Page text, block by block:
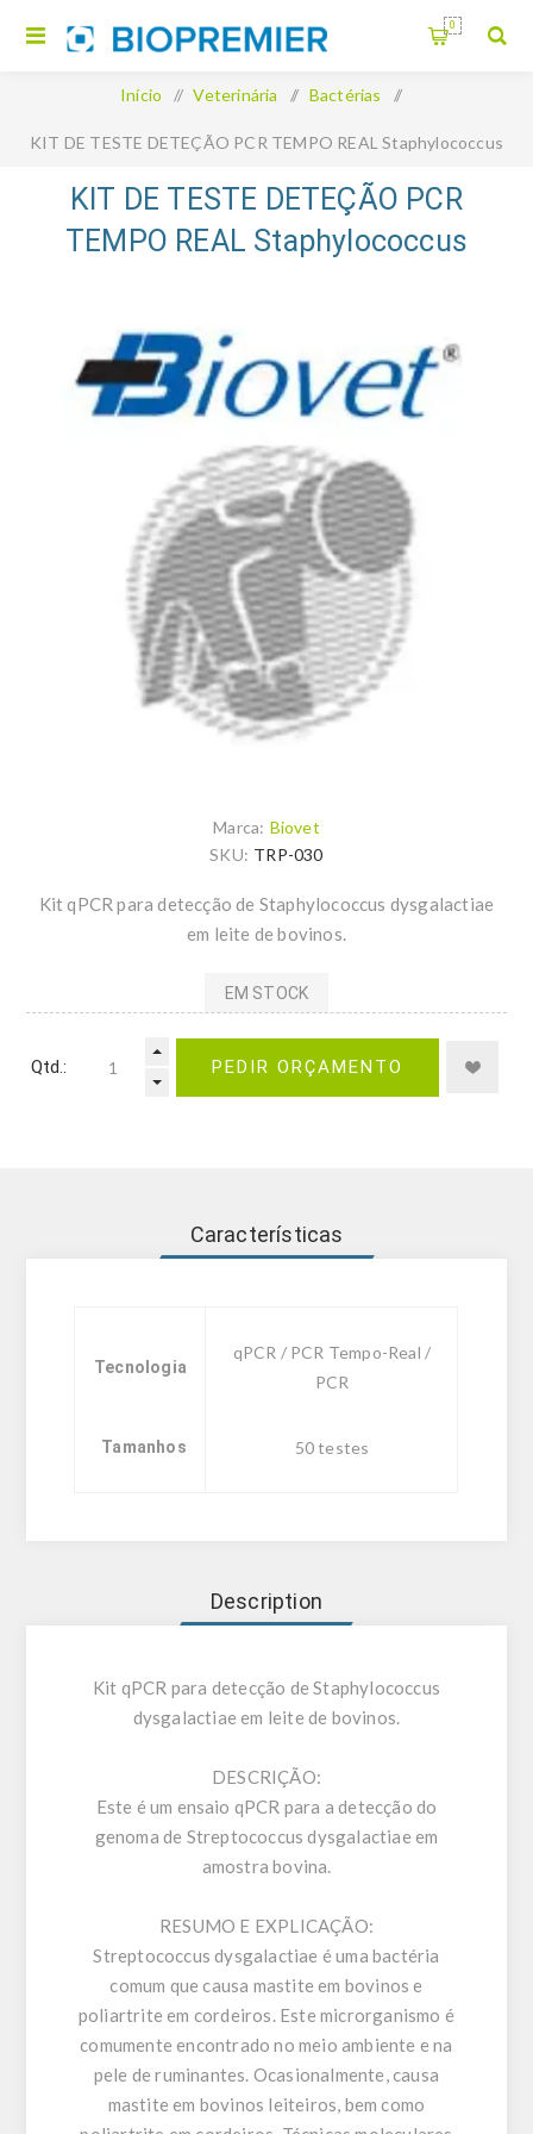
0
Início / Veterinária / Bactérias /
KIT DE TESTE DETEÇÃO PCR TEMPO REAL Staphylococcus
Dysgalactiae Bovichek
KIT DE TESTE DETEÇÃO PCR
TEMPO REAL Staphylococcus
Marca: Biovet
SKU: TRP-030
Kit qPCR para detecção de Staphylococcus dysgalactiae
em leite de bovinos.
EM STOCK
Qtd.: PEDIR ORÇAMENTO
Características
Tecnologia
qPCR / PCR Tempo-Real /
PCR
Tamanhos 50 testes
Description
Kit qPCR para detecção de Staphylococcus
dysgalactiae em leite de bovinos.
DESCRIÇÃO:
Este é um ensaio qPCR para a detecção do
genoma de Streptococcus dysgalactiae em
amostra bovina.
RESUMO E EXPLICAÇÃO:
Streptococcus dysgalactiae é uma bactéria
comum que causa mastite em bovinos e
poliartrite em cordeiros. Este microrganismo é
comumente encontrado no meio ambiente e na
pele de ruminantes. Ocasionalmente, causa
mastite em bovinos leiteiros, bem como